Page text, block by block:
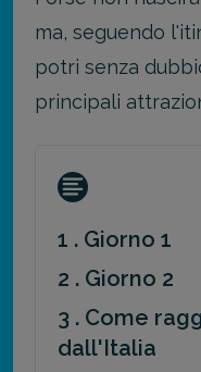
ma, seguendo
potri senza
principali
1 . Giorno 1
2 . Giorno 2
3 . Come
dall'Italia